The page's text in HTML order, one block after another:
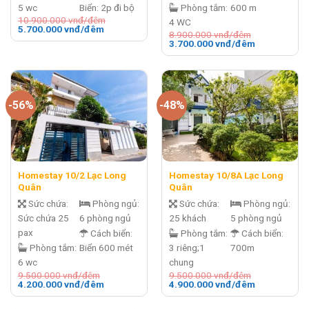
5 wc
Biển: 2p đi bộ
10.900.000vnđ/đêm
Giá
5.700.000vnđ/đêmGiá
đêm.
Phòng tắm:
4 WC
600 m
8.900.000vnđ/đêm
Giá
8.900.000 vnđ/
đêm.
3.700.000vnđ/đêmGiá
là:
3.700.000
đêm.
-56%
Homestay 10/2 Lạc Long
Quân
Sức chứa:
Sức chứa 25
pax
Phòng tắm:
6 wc
Phòng ngủ:
6 phòng ngủ
Cách biển:
Biển 600 mét
9.500.000vnđ/đêm
Giá
4.200.000vnđ/đêmGiá
-48%
Homestay 10/8A Lạc Long
Quân
Sức chứa:
25 khách
Phòng tắm:
3 riêng;1
chung
Phòng ngủ:
5 phòng ngủ
Cách biển:
700m
9.500.000vnđ/đêm
Giá
4.900.000vnđ/đêmGiá